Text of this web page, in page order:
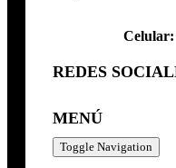
Celular:
REDES
MENÚ
Toggle Navigation